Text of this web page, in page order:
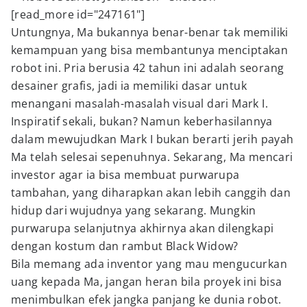
[read_more id="247161"]
Untungnya, Ma bukannya benar-benar tak memiliki
kemampuan yang bisa membantunya menciptakan
robot ini. Pria berusia 42 tahun ini adalah seorang
desainer grafis, jadi ia memiliki dasar untuk
menangani masalah-masalah visual dari Mark I.
Inspiratif sekali, bukan? Namun keberhasilannya
dalam mewujudkan Mark I bukan berarti jerih payah
Ma telah selesai sepenuhnya. Sekarang, Ma mencari
investor agar ia bisa membuat purwarupa
tambahan, yang diharapkan akan lebih canggih dan
hidup dari wujudnya yang sekarang. Mungkin
purwarupa selanjutnya akhirnya akan dilengkapi
dengan kostum dan rambut Black Widow?
Bila memang ada inventor yang mau mengucurkan
uang kepada Ma, jangan heran bila proyek ini bisa
menimbulkan efek jangka panjang ke dunia robot.